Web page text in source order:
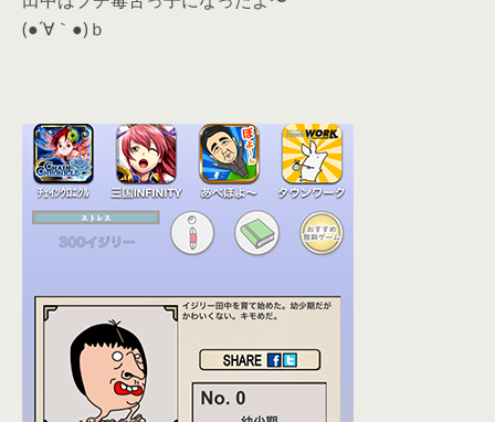
(●´∀｀●)ｂ